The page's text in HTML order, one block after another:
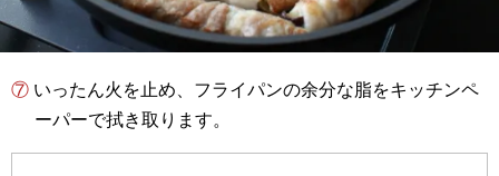
⑦ いったん火を止め、フライパンの余分な脂をキッチンペ
ーパーで拭き取ります。